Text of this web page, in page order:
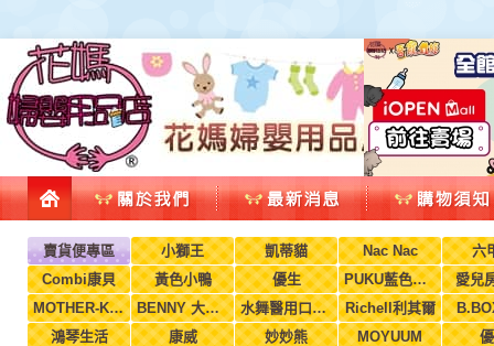
賣貨便專區 小獅王 凱蒂貓 Nac Nac
六
Combi康貝
黃色小鴨 優生 PUKU藍色企鵝
愛兒
MOTHER-K韓國
BENNY 大翔服裝 水舞醫用口罩(兒童，成人) Richell利其爾
鴻琴生活
康威 妙妙熊 MOYUUM